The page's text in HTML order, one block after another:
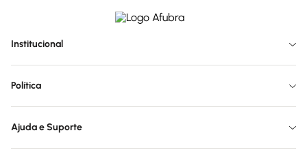
Institucional
Política
Ajuda e Suporte